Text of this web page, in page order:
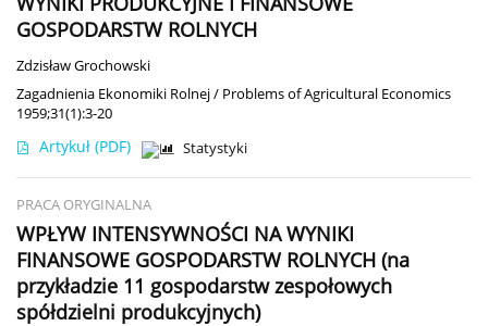
GOSPODARSTW ROLNYCH
Zdzisław Grochowski
Zagadnienia Ekonomiki Rolnej / Problems of Agricultural Economics
1959;31(1):3-20
Artykuł (PDF) Statystyki
PRACA ORYGINALNA
WPŁYW INTENSYWNOŚCI NA WYNIKI
FINANSOWE GOSPODARSTW ROLNYCH (na
przykładzie 11 gospodarstw zespołowych
spółdzielni produkcyjnych)